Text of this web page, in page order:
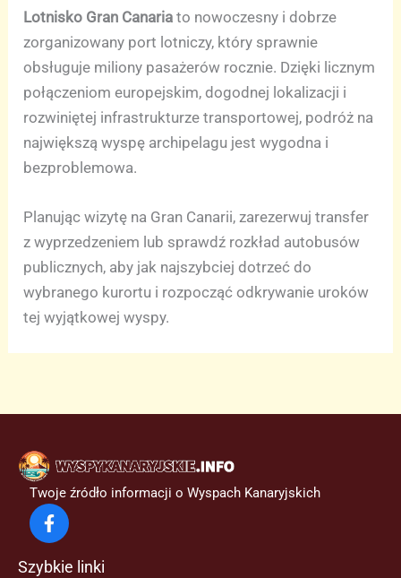
Lotnisko Gran Canaria to nowoczesny i dobrze
zorganizowany port lotniczy, który sprawnie
obsługuje miliony pasażerów rocznie. Dzięki licznym
połączeniom europejskim, dogodnej lokalizacji i
rozwiniętej infrastrukturze transportowej, podróż na
największą wyspę archipelagu jest wygodna i
bezproblemowa.
Planując wizytę na Gran Canarii, zarezerwuj transfer
z wyprzedzeniem lub sprawdź rozkład autobusów
publicznych, aby jak najszybciej dotrzeć do
wybranego kurortu i rozpocząć odkrywanie uroków
tej wyjątkowej wyspy.
Twoje źródło informacji o Wyspach Kanaryjskich
Szybkie linki